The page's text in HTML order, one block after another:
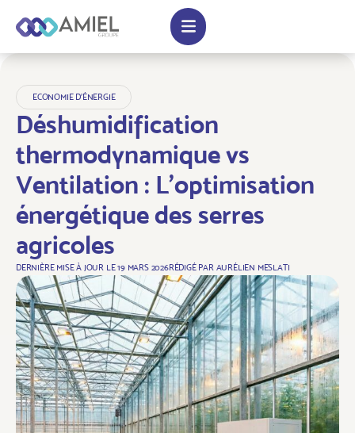
ECONOMIE D'ÉNERGIE
Déshumidification
thermodynamique vs
Ventilation : L’optimisation
énergétique des serres
agricoles
DERNIÈRE MISE À JOUR LE 19 MARS 2026RÉDIGÉ PAR AURÉLIEN MESLATI